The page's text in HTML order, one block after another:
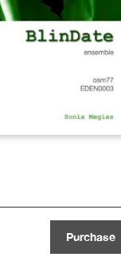
Purchase